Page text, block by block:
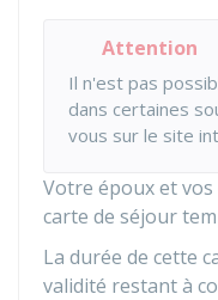
Attention
Il n'est pas
dans certaines
vous sur le site
Votre époux et
carte de séjour
La durée de cette
validité restant à